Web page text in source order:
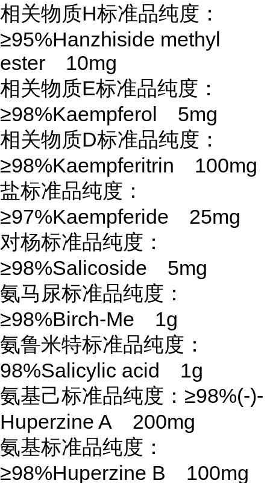
相关物质H标准品纯度：
≥95%Hanzhiside methyl
ester 10mg
相关物质E标准品纯度：
≥98%Kaempferol 5mg
相关物质D标准品纯度：
≥98%Kaempferitrin 100mg
盐标准品纯度：
≥97%Kaempferide 25mg
对杨标准品纯度：
≥98%Salicoside 5mg
氨马尿标准品纯度：
≥98%Birch-Me 1g
氨鲁米特标准品纯度：
98%Salicylic acid 1g
氨基己标准品纯度： ≥98%(-)-
Huperzine A 200mg
氨基标准品纯度：
≥98%Huperzine B 100mg